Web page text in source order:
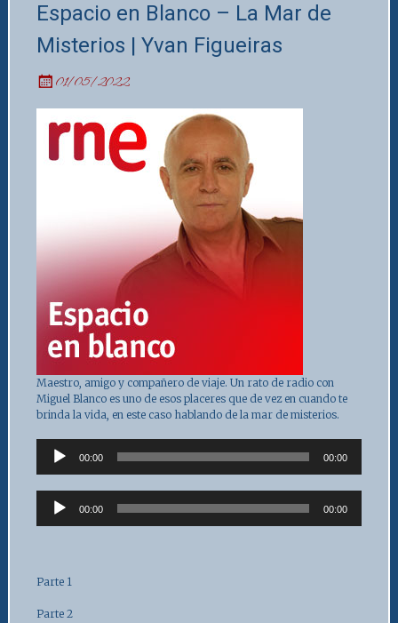
Espacio en Blanco – La Mar de
Misterios | Yvan Figueiras
01/05/2022
Maestro, amigo y compañero de viaje. Un rato de radio con
Miguel Blanco es uno de esos placeres que de vez en cuando te
brinda la vida, en este caso hablando de la mar de misterios.
Audio
Player
00:00 00:00
Audio
Player
00:00 00:00
Parte 1
Parte 2